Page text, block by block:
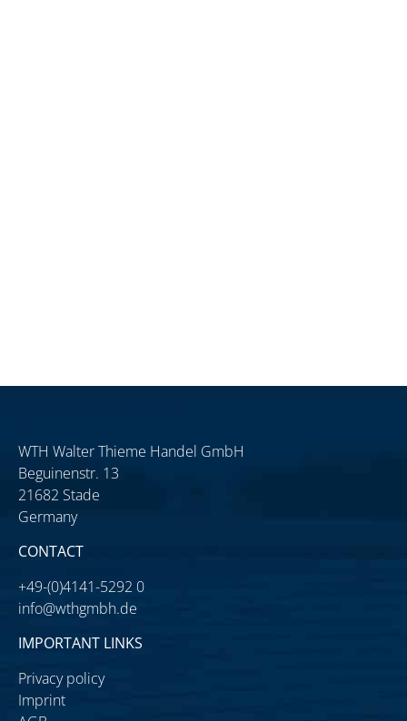
WTH Walter Thieme Handel GmbH
Beguinenstr. 13
21682 Stade
Germany
CONTACT
+49-(0)4141-5292 0
info@wthgmbh.de
IMPORTANT LINKS
Privacy policy
Imprint